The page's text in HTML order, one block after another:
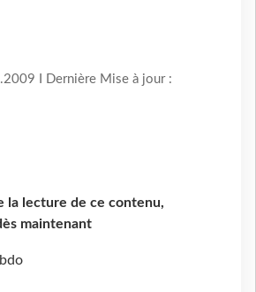
I Dernière Mise à jour :
la lecture de ce contenu,
maintenant